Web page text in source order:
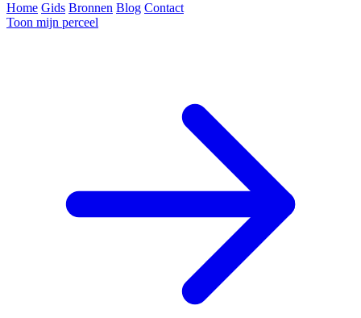
Home Gids Bronnen Blog Contact
Toon mijn perceel